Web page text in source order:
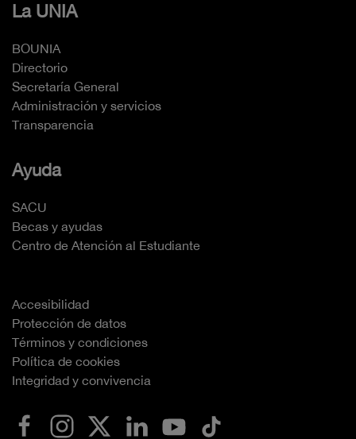
La UNIA
BOUNIA
Directorio
Secretaría General
Administración y servicios
Transparencia
Ayuda
SACU
Becas y ayudas
Centro de Atención al Estudiante
Accesibilidad
Protección de datos
Términos y condiciones
Política de cookies
Integridad y convivencia